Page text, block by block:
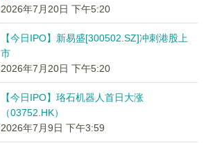
2026年7月20日 下午5:20
【今日IPO】新易盛[300502.SZ]冲刺港股上
市
2026年7月20日 下午5:20
【今日IPO】珞石机器人首日大涨
（03752.HK）
2026年7月9日 下午3:59